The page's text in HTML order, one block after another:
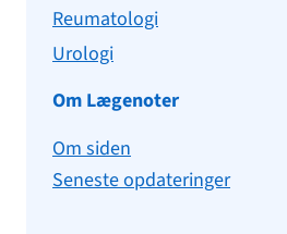
Reumatologi
Urologi
Om Lægenoter
Om siden
Seneste opdateringer